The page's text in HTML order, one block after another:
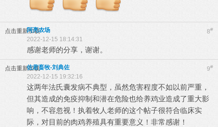
点击重新加载 8#
阿亮农场
2022-12-15 18:14:31
感谢老师的分享，谢谢。
点击重新加载 9#
佐君畜牧-刘典佐
2022-12-15 19:32:16
这两年法氏囊发病不典型，虽然危害程度不如以前严重，
但其造成的免疫抑制和潜在危险也给养鸡业造成了重大影
响，不容忽视！执着牧人老师的这个帖子很符合临床实
际，对目前的肉鸡养殖具有重要意义！非常感谢！